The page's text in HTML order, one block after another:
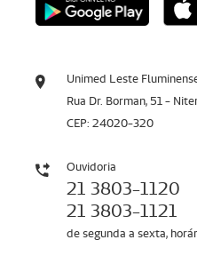
Unimed Leste
Rua Dr. Borman, 51 -
CEP: 24020-320
Ouvidoria
21 3803-1120
21 3803-1121
de segunda a sexta,